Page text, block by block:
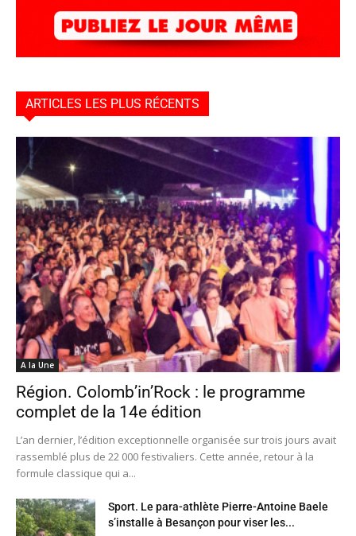
ARTICLES LES PLUS RÉCENTS
A la Une
Région. Colomb’in’Rock : le programme
complet de la 14e édition
L’an dernier, l’édition exceptionnelle organisée sur trois jours avait
rassemblé plus de 22 000 festivaliers. Cette année, retour à la
formule classique qui a...
Sport. Le para-athlète Pierre-Antoine Baele
s’installe à Besançon pour viser les...